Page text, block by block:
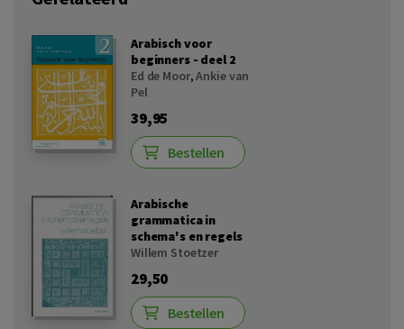
Arabisch voor
beginners - deel 2
Ed de Moor,Ankie van
Pel
39,95
Bestellen
Arabische
grammatica in
schema's en regels
Willem Stoetzer
29,50
Bestellen